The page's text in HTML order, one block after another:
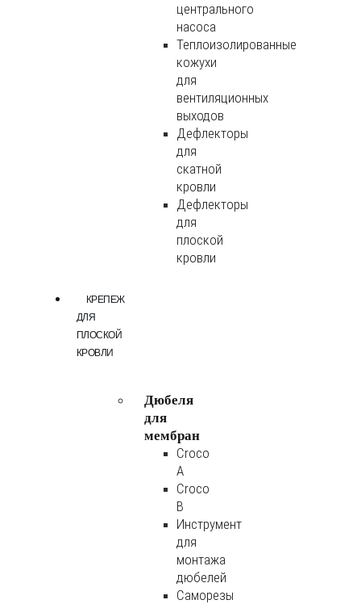
центрального
насоса
Теплоизолированные
кожухи
для
вентиляционных
выходов
Дефлекторы
для
скатной
кровли
Дефлекторы
для
плоской
кровли
КРЕПЕЖ
ДЛЯ
ПЛОСКОЙ
КРОВЛИ
Дюбеля
для
мембран
Croco
A
Croco
B
Инструмент
для
монтажа
дюбелей
Саморезы